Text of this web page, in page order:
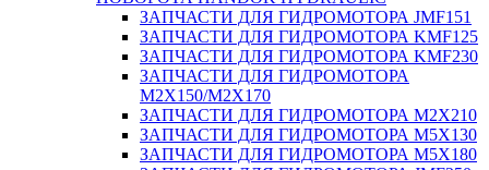
ЗАПЧАСТИ ДЛЯ ГИДРОМОТОРА JMF151
ЗАПЧАСТИ ДЛЯ ГИДРОМОТОРА KMF125
ЗАПЧАСТИ ДЛЯ ГИДРОМОТОРА KMF230
ЗАПЧАСТИ ДЛЯ ГИДРОМОТОРА
M2X150/M2X170
ЗАПЧАСТИ ДЛЯ ГИДРОМОТОРА M2X210
ЗАПЧАСТИ ДЛЯ ГИДРОМОТОРА M5X130
ЗАПЧАСТИ ДЛЯ ГИДРОМОТОРА M5X180